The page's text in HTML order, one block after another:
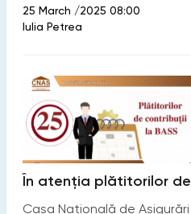
25 March /2025 08:00
Iulia Petrea
În atenţia plătitorilor de
Casa Națională de